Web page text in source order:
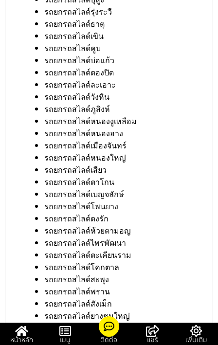
รถยกรถสไลด์รุ่งระวี
รถยกรถสไลด์ธาตุ
รถยกรถสไลด์เขิน
รถยกรถสไลด์คูบ
รถยกรถสไลด์บ่อแก้ว
รถยกรถสไลด์ตองปิด
รถยกรถสไลด์ละเอาะ
รถยกรถสไลด์วังหิน
รถยกรถสไลด์ภูสิงห์
รถยกรถสไลด์หนองงูเหลือม
รถยกรถสไลด์หนองฮาง
รถยกรถสไลด์เมืองจันทร์
รถยกรถสไลด์หนองใหญ่
รถยกรถสไลด์เสียว
รถยกรถสไลด์ตาโกน
รถยกรถสไลด์เบญจลักษ์
รถยกรถสไลด์โพนยาง
รถยกรถสไลด์ดงรัก
รถยกรถสไลด์ห้วยตามอญ
รถยกรถสไลด์ไพรพัฒนา
รถยกรถสไลด์ตะเคียนราม
รถยกรถสไลด์โคกตาล
รถยกรถสไลด์สะพุง
รถยกรถสไลด์พราน
รถยกรถสไลด์สังเม็ก
รถยกรถสไลด์ยางชุมใหญ่
รถยกรถสไลด์กันทรารมย์
รถยกรถสไลด์โนนสัง
หน้าหลัก เมนู ติดต่อ แชร์ เพิ่มเติม